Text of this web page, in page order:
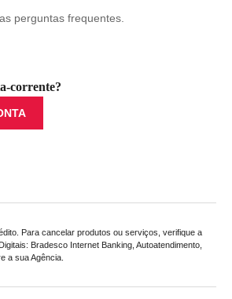
perguntas frequentes.
corrente?
Para cancelar produtos ou serviços, verifique a
Bradesco Internet Banking, Autoatendimento,
a sua Agência.